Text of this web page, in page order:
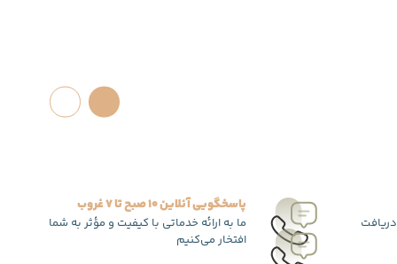
پاسخگویی آنلاین 10 صبح تا 7 غروب
ما به ارائه خدماتی با کیفیت و مؤثر به شما
افتخار می‌کنیم